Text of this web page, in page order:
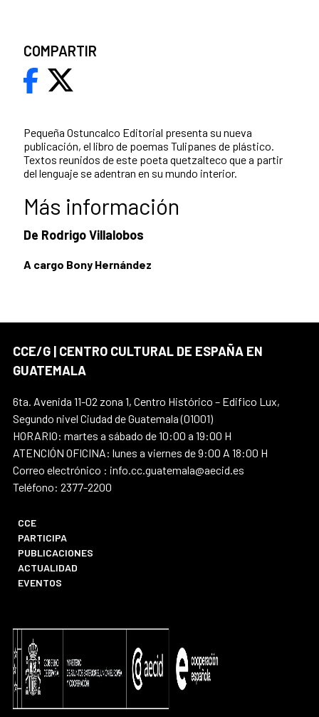
Pequeña Ostuncalco Editorial presenta su nueva
publicación, el libro de poemas Tulipanes de plástico.
Textos reunidos de este poeta quetzalteco que a partir
del lenguaje se adentran en su mundo interior.
Más información
De Rodrigo Villalobos
A cargo Bony Hernández
COMPARTIR
CCE/G | CENTRO CULTURAL DE ESPAÑA EN
GUATEMALA
6ta. Avenida 11-02 zona 1, Centro Histórico – Edifico Lux,
Segundo nivel Ciudad de Guatemala (01001)
HORARIO: martes a sábado de 10:00 a 19:00 H
ATENCIÓN OFICINA: lunes a viernes de 9:00 A 18:00 H
Correo electrónico : info.cc.guatemala@aecid.es
Teléfono: 2377-2200
CCE
PARTICIPA
PUBLICACIONES
ACTUALIDAD
EVENTOS